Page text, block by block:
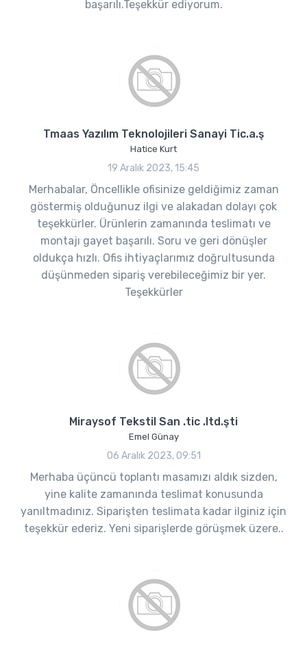
başarılı.Teşekkür ediyorum.
Tmaas Yazılım Teknolojileri Sanayi Tic.a.ş
Hatice Kurt
19 Aralık 2023, 15:45
Merhabalar, Öncellikle ofisinize geldiğimiz zaman
göstermiş olduğunuz ilgi ve alakadan dolayı çok
teşekkürler. Ürünlerin zamanında teslimatı ve
montajı gayet başarılı. Soru ve geri dönüşler
oldukça hızlı. Ofis ihtiyaçlarımız doğrultusunda
düşünmeden sipariş verebileceğimiz bir yer.
Teşekkürler
Miraysof Tekstil San .tic .ltd.şti
Emel Günay
06 Aralık 2023, 09:51
Merhaba üçüncü toplantı masamızı aldık sizden,
yine kalite zamanında teslimat konusunda
yanıltmadınız. Siparişten teslimata kadar ilginiz için
teşekkür ederiz. Yeni siparişlerde görüşmek üzere..